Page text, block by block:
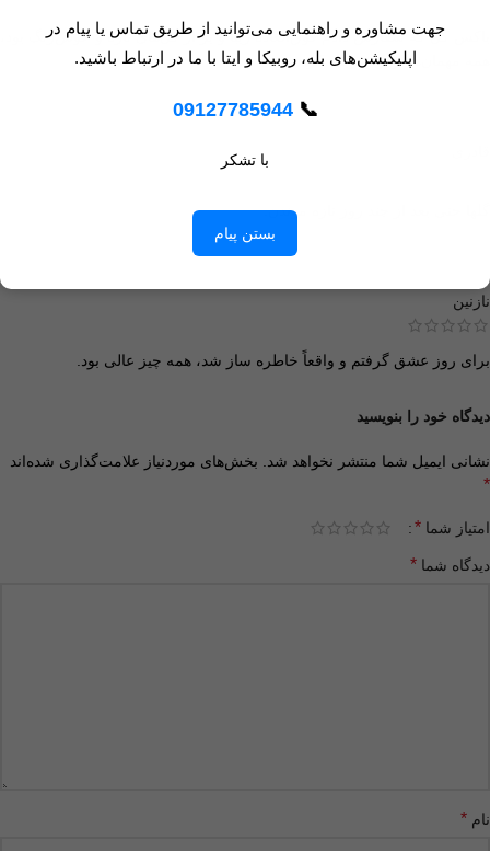
باکس گل که سفارش دادم فوق‌العاده زیبا و پر از گل‌های تازه و خوش‌رنگ بود،
همه مهمان‌ها ازش تعریف کردن.
گلها حتی بعد از چند روز تازه موندن.
نازنین
برای روز عشق گرفتم و واقعاً خاطره ساز شد، همه چیز عالی بود.
دیدگاه خود را بنویسید
نشانی ایمیل شما منتشر نخواهد شد. بخش‌های موردنیاز علامت‌گذاری شده‌اند
*
امتیاز شما *
دیدگاه شما *
نام *
جهت مشاوره و راهنمایی می‌توانید از طریق تماس یا پیام در
اپلیکیشن‌های بله، روبیکا و ایتا با ما در ارتباط باشید.
📞
09127785944
با تشکر
بستن پیام